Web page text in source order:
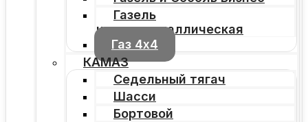
Газель
цельнометаллическая
Газ 4х4
КАМАЗ
Седельный тягач
Шасси
Бортовой